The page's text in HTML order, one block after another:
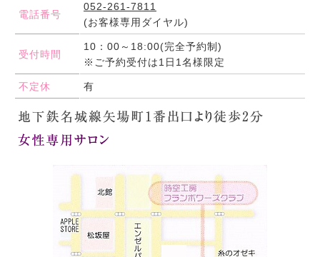
電話番号
052-261-7811
(お客様専用ダイヤル)
受付時間
10：00～18:00(完全予約制)
※ご予約受付は1日1名様限定
不定休 有